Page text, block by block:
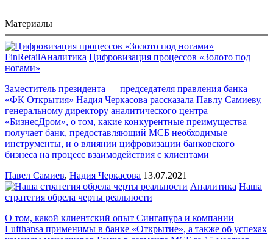
Материалы
FinRetailАналитика Цифровизация процессов «Золото под
ногами»
Заместитель президента — председателя правления банка
«ФК Открытия» Надия Черкасова рассказала Павлу Самиеву,
генеральному директору аналитического центра
«БизнесДром», о том, какие конкурентные преимущества
получает банк, предоставляющий МСБ необходимые
инструменты, и о влиянии цифровизации банковского
бизнеса на процесс взаимодействия с клиентами
Павел Самиев, Надия Черкасова 13.07.2021
Аналитика Наша
стратегия обрела черты реальности
О том, какой клиентский опыт Сингапура и компании
Lufthansa применимы в банке «Открытие», а также об успехах